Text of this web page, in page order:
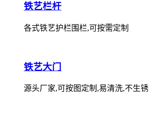
铁艺栏杆
各式铁艺护栏围栏,可按需定制
铁艺大门
源头厂家,可按图定制,易清洗,不生锈